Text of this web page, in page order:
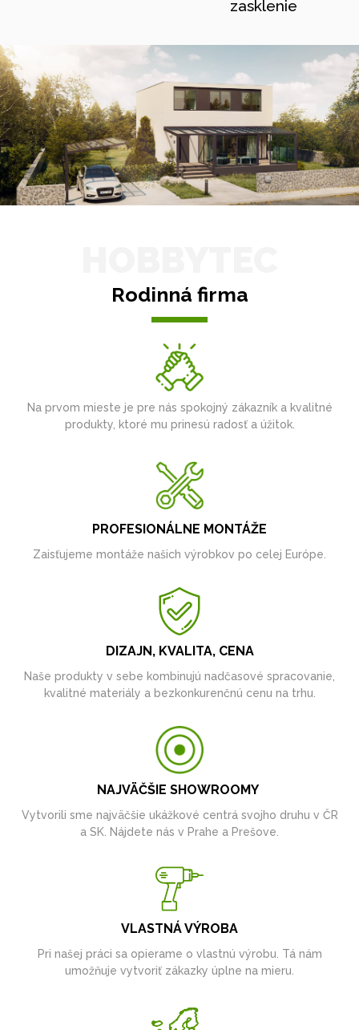
zasklenie
Rodinná firma
Na prvom mieste je pre nás spokojný zákazník a kvalitné
produkty, ktoré mu prinesú radosť a úžitok.
PROFESIONÁLNE MONTÁŽE
Zaisťujeme montáže našich výrobkov po celej Európe.
DIZAJN, KVALITA, CENA
Naše produkty v sebe kombinujú nadčasové spracovanie,
kvalitné materiály a bezkonkurenčnú cenu na trhu.
NAJVÄČŠIE SHOWROOMY
Vytvorili sme najväčšie ukážkové centrá svojho druhu v ČR
a SK. Nájdete nás v Prahe a Prešove.
VLASTNÁ VÝROBA
Pri našej práci sa opierame o vlastnú výrobu. Tá nám
umožňuje vytvoriť zákazky úplne na mieru.